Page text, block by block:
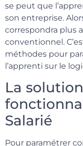
se peut que
son entreprise.
correspondra plus
conventionnel.
méthodes pour
l’apprenti sur le
La
Salarié
Pour paramétrer